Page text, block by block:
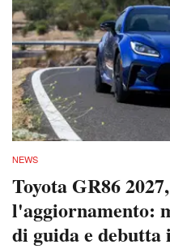
NEWS
Toyota GR86
l'aggiornamento:
di guida e debutta